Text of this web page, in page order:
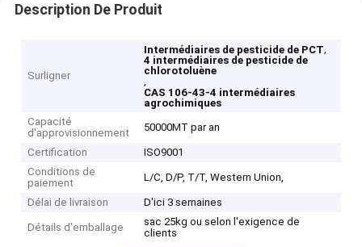
Description De Produit
Surligner
Intermédiaires de pesticide de PCT,
4 intermédiaires de pesticide de
chlorotoluène
,
CAS 106-43-4 intermédiaires
agrochimiques
Capacité
d'approvisionnement
50000MT par an
Certification
ISO9001
Conditions de
paiement
L/C, D/P, T/T, Western Union,
Délai de livraison D'ici 3 semaines
Détails d'emballage
sac 25kg ou selon l'exigence de
clients